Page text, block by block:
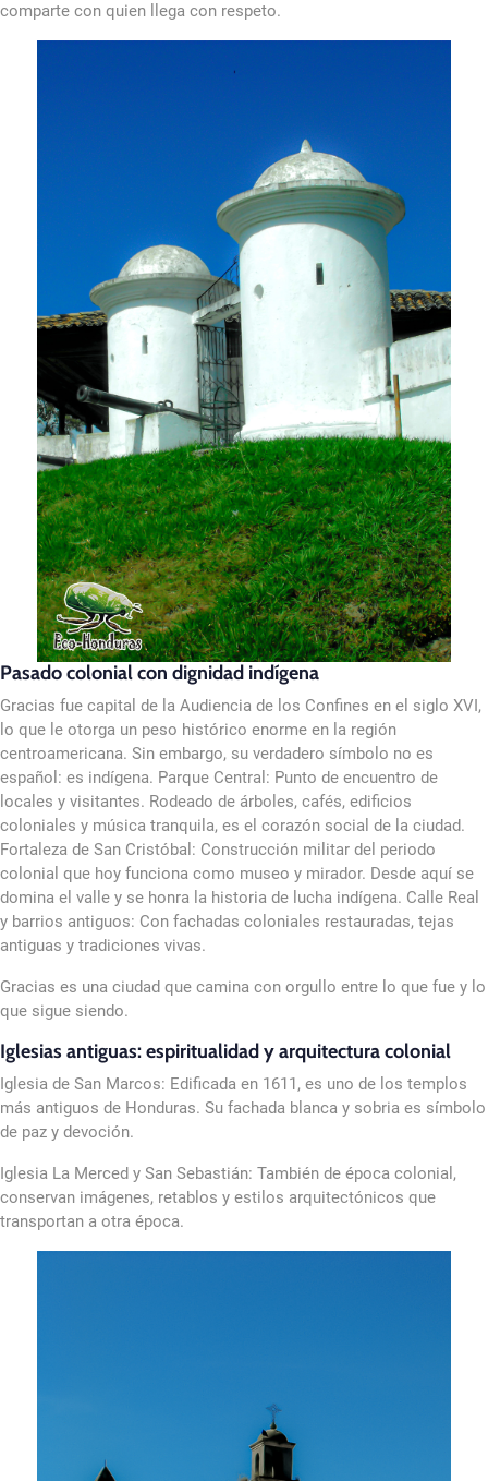
comparte con quien llega con respeto.
Pasado colonial con dignidad indígena
Gracias fue capital de la Audiencia de los Confines en el siglo XVI,
lo que le otorga un peso histórico enorme en la región
centroamericana. Sin embargo, su verdadero símbolo no es
español: es indígena. Parque Central: Punto de encuentro de
locales y visitantes. Rodeado de árboles, cafés, edificios
coloniales y música tranquila, es el corazón social de la ciudad.
Fortaleza de San Cristóbal: Construcción militar del periodo
colonial que hoy funciona como museo y mirador. Desde aquí se
domina el valle y se honra la historia de lucha indígena. Calle Real
y barrios antiguos: Con fachadas coloniales restauradas, tejas
antiguas y tradiciones vivas.
Gracias es una ciudad que camina con orgullo entre lo que fue y lo
que sigue siendo.
Iglesias antiguas: espiritualidad y arquitectura colonial
Iglesia de San Marcos: Edificada en 1611, es uno de los templos
más antiguos de Honduras. Su fachada blanca y sobria es símbolo
de paz y devoción.
Iglesia La Merced y San Sebastián: También de época colonial,
conservan imágenes, retablos y estilos arquitectónicos que
transportan a otra época.